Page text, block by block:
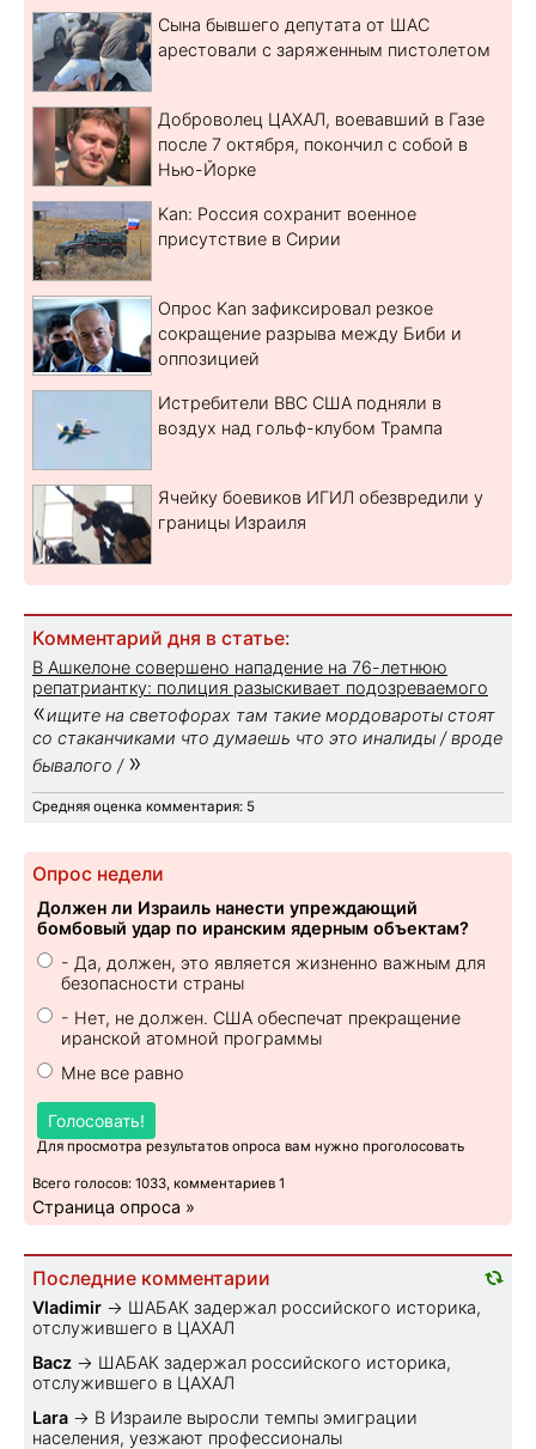
Сына бывшего депутата от ШАС
арестовали с заряженным пистолетом
Доброволец ЦАХАЛ, воевавший в Газе
после 7 октября, покончил с собой в
Нью-Йорке
Kan: Россия сохранит военное
присутствие в Сирии
Опрос Kan зафиксировал резкое
сокращение разрыва между Биби и
оппозицией
Истребители ВВС США подняли в
воздух над гольф-клубом Трампа
Ячейку боевиков ИГИЛ обезвредили у
границы Израиля
Комментарий дня в статье:
В Ашкелоне совершено нападение на 76-летнюю
репатриантку: полиция разыскивает подозреваемого
«ищите на светофорах там такие мордовароты стоят
со стаканчиками что думаешь что это иналиды / вроде
бывалого / »
Средняя оценка комментария: 5
Опрос недели
Должен ли Израиль нанести упреждающий
бомбовый удар по иранским ядерным объектам?
- Да, должен, это является жизненно важным для
безопасности страны
- Нет, не должен. США обеспечат прекращение
иранской атомной программы
Мне все равно
Голосовать!
Для просмотра результатов опроса вам нужно проголосовать
Всего голосов: 1033, комментариев 1
Страница опроса »
Последние комментарии
Vladimir → ШАБАК задержал российского историка,
отслужившего в ЦАХАЛ
Bacz → ШАБАК задержал российского историка,
отслужившего в ЦАХАЛ
Lara → В Израиле выросли темпы эмиграции
населения, уезжают профессионалы